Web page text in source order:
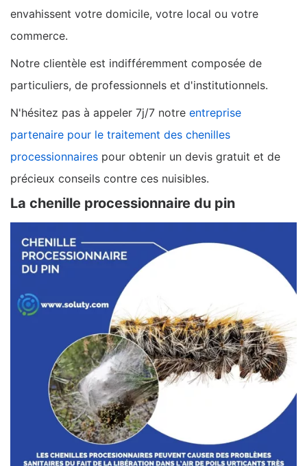
envahissent votre domicile, votre local ou votre
commerce.
Notre clientèle est indifféremment composée de
particuliers, de professionnels et d'institutionnels.
N'hésitez pas à appeler 7j/7 notre entreprise
partenaire pour le traitement des chenilles
processionnaires pour obtenir un devis gratuit et de
précieux conseils contre ces nuisibles.
La chenille processionnaire du pin